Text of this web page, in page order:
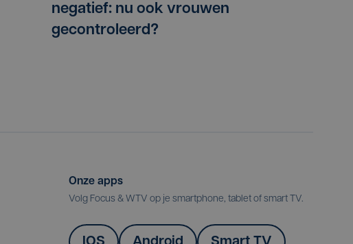
negatief: nu ook vrouwen
gecontroleerd?
Onze apps
Volg Focus & WTV op je smartphone, tablet of smart TV.